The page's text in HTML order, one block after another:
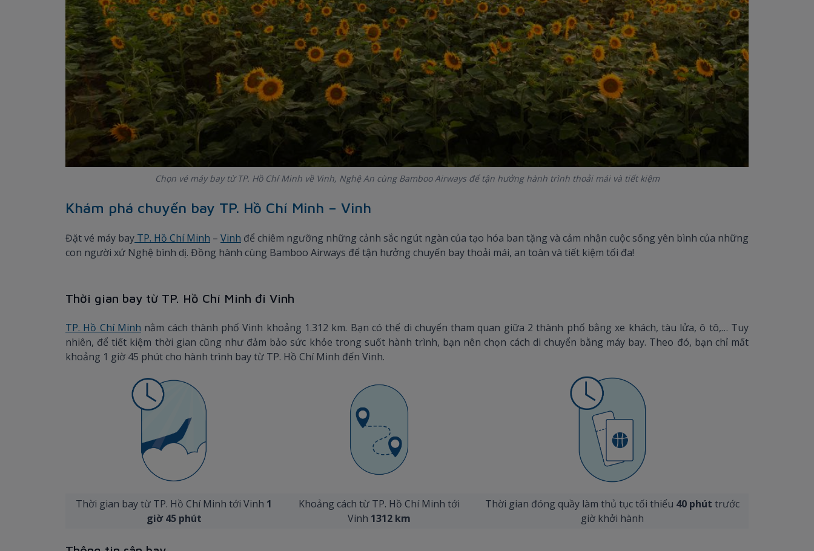
Chọn vé máy bay từ TP. Hồ Chí Minh về Vinh, Nghệ An cùng Bamboo Airways để tận hưởng hành trình thoải mái và tiết kiệm
Khám phá chuyến bay TP. Hồ Chí Minh – Vinh
Đặt vé máy bay TP. Hồ Chí Minh – Vinh để chiêm ngưỡng những cảnh sắc ngút ngàn của tạo hóa ban tặng và cảm nhận cuộc sống yên bình của những
con người xứ Nghệ bình dị. Đồng hành cùng Bamboo Airways để tận hưởng chuyến bay thoải mái, an toàn và tiết kiệm tối đa!
Thời gian bay từ TP. Hồ Chí Minh đi Vinh
TP. Hồ Chí Minh nằm cách thành phố Vinh khoảng 1.312 km. Bạn có thể di chuyển tham quan giữa 2 thành phố bằng xe khách, tàu lửa, ô tô,… Tuy
nhiên, để tiết kiệm thời gian cũng như đảm bảo sức khỏe trong suốt hành trình, bạn nên chọn cách di chuyển bằng máy bay. Theo đó, bạn chỉ mất
khoảng 1 giờ 45 phút cho hành trình bay từ TP. Hồ Chí Minh đến Vinh.
Thời gian bay từ TP. Hồ Chí Minh tới Vinh 1
giờ 45 phút
Khoảng cách từ TP. Hồ Chí Minh tới
Vinh 1312 km
Thời gian đóng quầy làm thủ tục tối thiểu 40 phút trước
giờ khởi hành